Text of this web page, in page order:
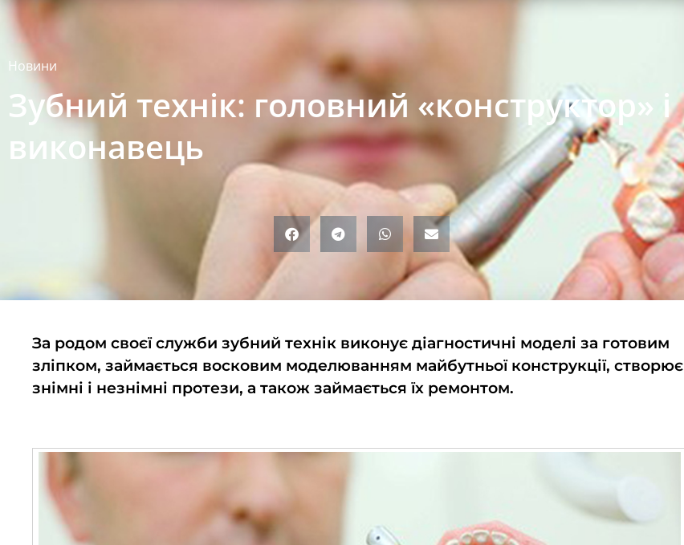
Новини
Зубний технік: головний «конструктор» і
виконавець
За родом своєї служби зубний технік виконує діагностичні моделі за готовим
зліпком, займається восковим моделюванням майбутньої конструкції, створює
знімні і незнімні протези, а також займається їх ремонтом.